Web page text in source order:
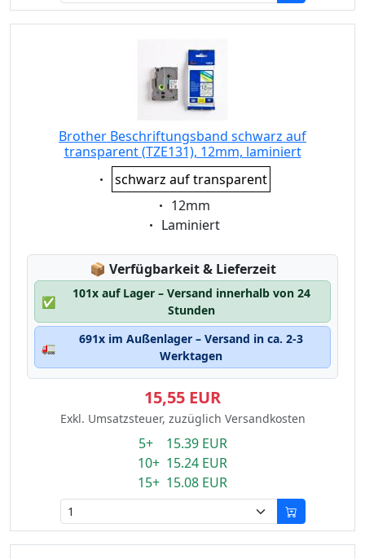
Brother Beschriftungsband schwarz auf
transparent (TZE131), 12mm, laminiert
Eigenschaft:
schwarz auf transparent
Eigenschaft:
12mm
Eigenschaft:
Laminiert
📦 Lagerstatus:
Verfügbarkeit & Lieferzeit
✅
101x auf Lager – Versand innerhalb von 24
Stunden
🚛
691x im Außenlager – Versand in ca. 2-3
Werktagen
15,55 EUR
Exkl. Umsatzsteuer, zuzüglich Versandkosten
5+ 15.39 EUR
10+ 15.24 EUR
15+ 15.08 EUR